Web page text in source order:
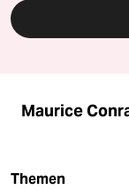
Maurice
Themen